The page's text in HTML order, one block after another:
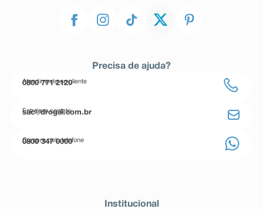
Precisa de ajuda?
Atendimento ao cliente
0800 771 2120
Entre em contato
sac@drogal.com.br
Compre pelo telefone
0800 347 0000
Institucional